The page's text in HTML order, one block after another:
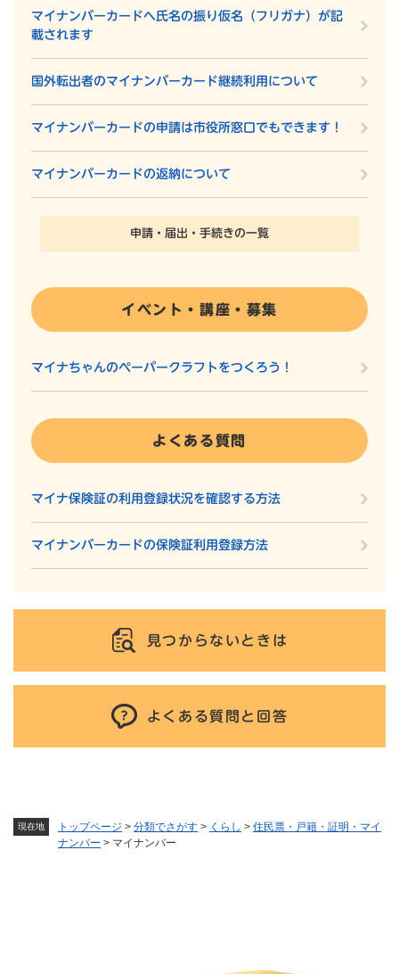
現在地 トップページ > 分類でさがす > くらし > 住民票・戸籍・証明・マイ
ナンバー > マイナンバー
マイナンバーカードへ氏名の振り仮名（フリガナ）が記
載されます
国外転出者のマイナンバーカード継続利用について
マイナンバーカードの申請は市役所窓口でもできます！
マイナンバーカードの返納について
申請・届出・手続きの一覧
イベント・講座・募集
マイナちゃんのペーパークラフトをつくろう！
よくある質問
マイナ保険証の利用登録状況を確認する方法
マイナンバーカードの保険証利用登録方法
見つからないときは
よくある質問と回答